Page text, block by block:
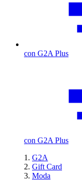
con G2A Plus
con G2A Plus
G2A
Gift Card
Moda